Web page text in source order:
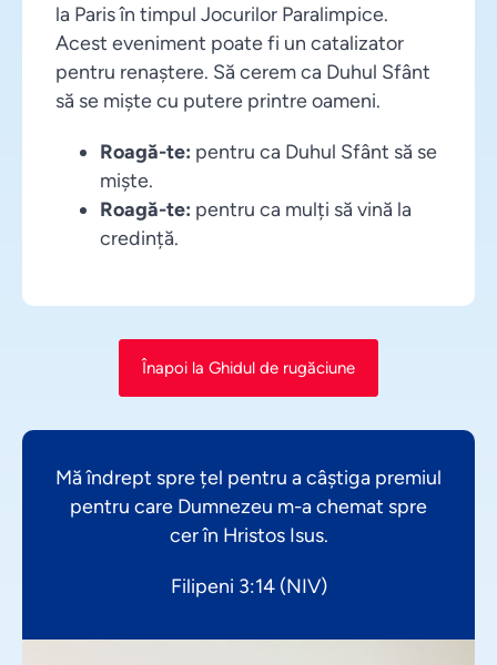
la Paris în timpul Jocurilor Paralimpice.
Acest eveniment poate fi un catalizator
pentru renaștere. Să cerem ca Duhul Sfânt
să se miște cu putere printre oameni.
Roagă-te: pentru ca Duhul Sfânt să se
miște.
Roagă-te: pentru ca mulți să vină la
credință.
Înapoi la Ghidul de rugăciune
Mă îndrept spre țel pentru a câștiga premiul
pentru care Dumnezeu m-a chemat spre
cer în Hristos Isus.
Filipeni 3:14 (NIV)